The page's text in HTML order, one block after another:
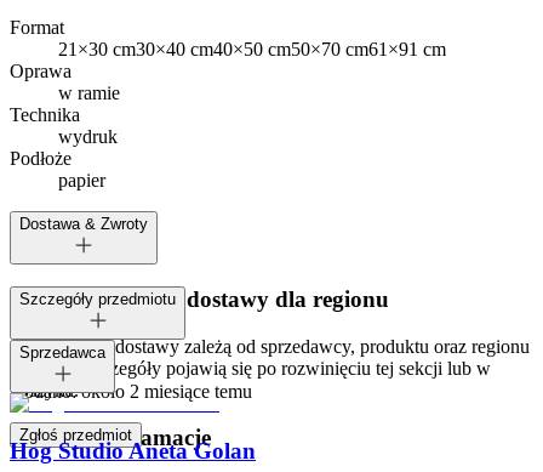
Format
21×30 cm30×40 cm40×50 cm50×70 cm61×91 cm
Oprawa
w ramie
Technika
wydruk
Podłoże
papier
Dostawa & Zwroty
Dostępne metody dostawy dla regionu
Opcje i koszt dostawy zależą od sprzedawcy, produktu oraz regionu
dostawy. Szczegóły pojawią się po rozwinięciu tej sekcji lub w
koszyku.
Zwroty i reklamacje
Szczegóły przedmiotu
Tagi:
Dodano:około 2 miesiące temu
Zgłoś przedmiot
Sprzedawca
Hog Studio Aneta Golan